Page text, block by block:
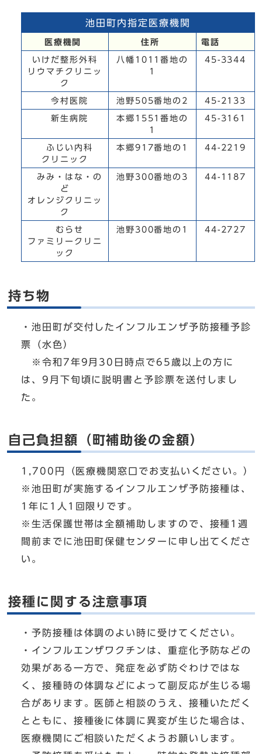
池田町内指定医療機関
医療機関 住所 電話
いけだ整形外科
リウマチクリニッ
ク
八幡1011番地の
1
45-3344
今村医院 池野505番地の2 45-2133
新生病院
本郷1551番地の
1
45-3161
ふじい内科
クリニック
本郷917番地の1 44-2219
みみ・はな・の
ど
オレンジクリニッ
ク
池野300番地の3 44-1187
むらせ
ファミリークリニ
ック
池野300番地の1 44-2727
持ち物
・池田町が交付したインフルエンザ予防接種予診
票（水色）
※令和7年9月30日時点で65歳以上の方に
は、9月下旬頃に説明書と予診票を送付しまし
た。
自己負担額（町補助後の金額）
1,700円（医療機関窓口でお支払いください。）
※池田町が実施するインフルエンザ予防接種は、
1年に1人1回限りです。
※生活保護世帯は全額補助しますので、接種1週
間前までに池田町保健センターに申し出てくださ
い。
接種に関する注意事項
・予防接種は体調のよい時に受けてください。
・インフルエンザワクチンは、重症化予防などの
効果がある一方で、発症を必ず防ぐわけではな
く、接種時の体調などによって副反応が生じる場
合があります。医師と相談のうえ、接種いただく
とともに、接種後に体調に異変が生じた場合は、
医療機関にご相談いただくようお願いします。